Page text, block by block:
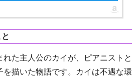
た主人公のカイが、ピアニストと
を描いた物語です。カイは不遇な環